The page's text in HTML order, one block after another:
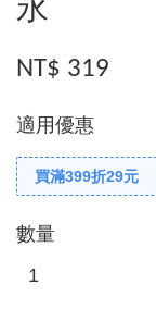
永
NT$ 319
適用優惠
買滿399折29元
數量